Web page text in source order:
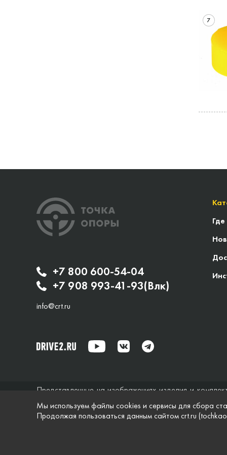
7
+7 800 600-54-04
+7 908 993-41-93(Влк)
info@crt.ru
Представленные на изображениях изделия и
исключительно справочный характер и ни при каких
не дает гарантий по поводу своевременности,
характеристики и комплектация изделий, указанные
Мы используем файлы cookies и сервисы для сбора
Продолжая пользоваться данным сайтом crt.ru